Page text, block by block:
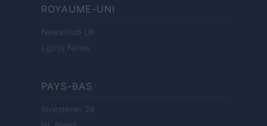
ROYAUME-UNI
News Hub UK
Lgbtq News
PAYS-BAS
Investeren 24